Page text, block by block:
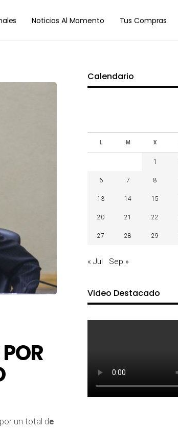
Noticias Al Momento Tus Compras
un total de
Calendario
L M X
1
6 7 8
13 14 15
20 21 22
27 28 29
« Jul Sep »
Video Destacado